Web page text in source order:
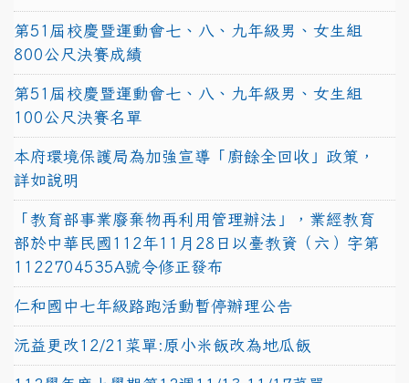
第51屆校慶暨運動會七、八、九年級男、女生組
800公尺決賽成績
第51屆校慶暨運動會七、八、九年級男、女生組
100公尺決賽名單
本府環境保護局為加強宣導「廚餘全回收」政策，
詳如說明
「教育部事業廢棄物再利用管理辦法」，業經教育
部於中華民國112年11月28日以臺教資（六）字第
1122704535A號令修正發布
仁和國中七年級路跑活動暫停辦理公告
沅益更改12/21菜單:原小米飯改為地瓜飯